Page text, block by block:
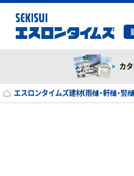
カ
エスロンタイムズ建材(雨樋・軒樋・竪